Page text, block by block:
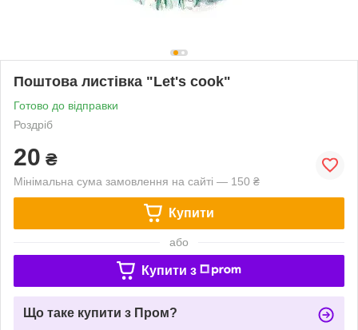
Поштова листівка "Let's cook"
Готово до відправки
Роздріб
20 ₴
Мінімальна сума замовлення на сайті — 150 ₴
Купити
або
Купити з
Що таке купити з Пром?